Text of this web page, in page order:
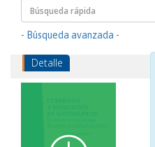
- Búsqueda avanzada -
Detalle